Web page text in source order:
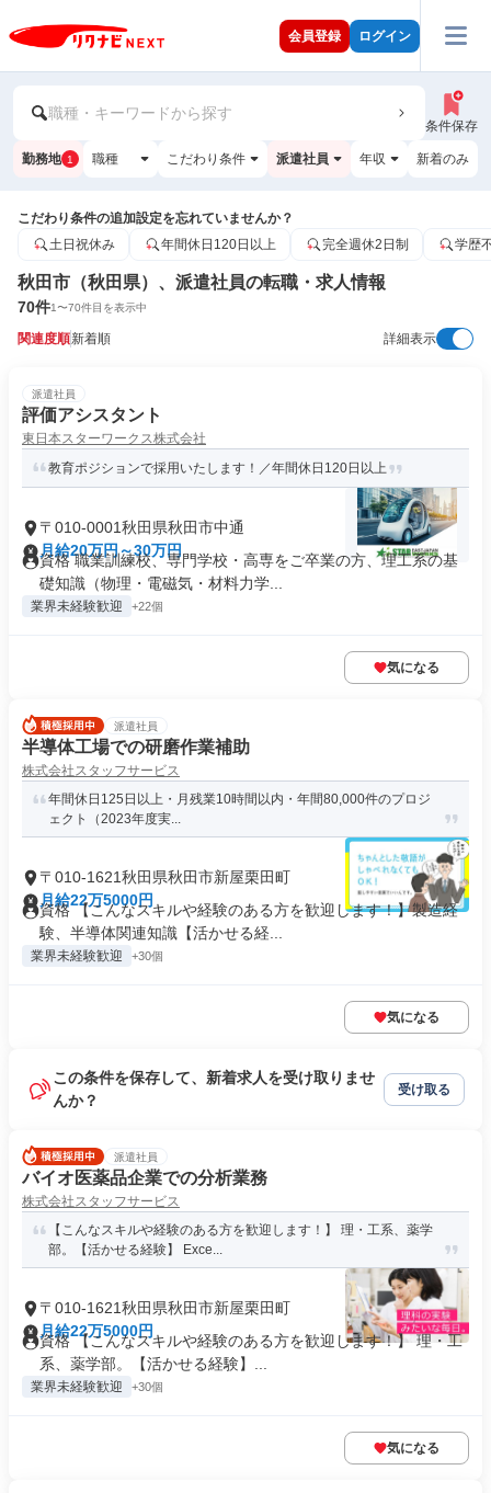
会員登録 ログイン
職種・キーワードから探す
条件保存
勤務地 1 職種 こだわり条件 派遣社員 年収 新着のみ
こだわり条件の追加設定を忘れていませんか？
土日祝休み
年間休日120日以上 完全週休2日制 学歴
秋田市（秋田県）、派遣社員の転職・求人情報
70件1〜70件目を表示中
関連度順新着順 詳細表示
派遣社員
評価アシスタント
東日本スターワークス株式会社
教育ポジションで採用いたします！／年間休日120日以上
〒010-0001秋田県秋田市中通
月給20万円～30万円
資格 職業訓練校、専門学校・高専をご卒業の方、理工系の基
礎知識（物理・電磁気・材料力学...
業界未経験歓迎 +22個
気になる
派遣社員
半導体工場での研磨作業補助
株式会社スタッフサービス
年間休日125日以上・月残業10時間以内・年間80,000件のプロジ
ェクト（2023年度実...
〒010-1621秋田県秋田市新屋栗田町
月給22万5000円
資格 【こんなスキルや経験のある方を歓迎します！】製造経
験、半導体関連知識【活かせる経...
業界未経験歓迎 +30個
気になる
この条件を保存して、新着求人を受け取りませ
んか？
受け取る
派遣社員
バイオ医薬品企業での分析業務
株式会社スタッフサービス
【こんなスキルや経験のある方を歓迎します！】 理・工系、薬学
部。【活かせる経験】 Exce...
〒010-1621秋田県秋田市新屋栗田町
月給22万5000円
資格 【こんなスキルや経験のある方を歓迎します！】 理・工
系、薬学部。【活かせる経験】...
業界未経験歓迎 +30個
気になる